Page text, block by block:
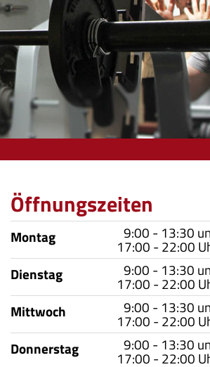
Öffnungszeiten
Montag 9:00 - 13:30
17:00 - 22:00
Dienstag
9:00 - 13:30
17:00 - 22:00
Mittwoch
9:00 - 13:30
17:00 - 22:00
Donnerstag
9:00 - 13:30
17:00 - 22:00